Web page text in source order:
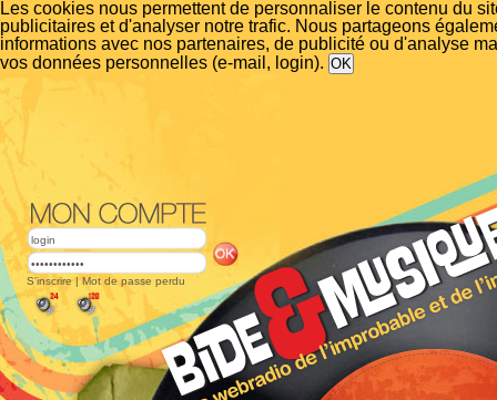
Les cookies nous permettent de personnaliser le contenu du
publicitaires et d'analyser notre trafic. Nous partageons
informations avec nos partenaires, de publicité ou d'analyse
vos données personnelles (e-mail, login).
S'inscrire | Mot de passe perdu